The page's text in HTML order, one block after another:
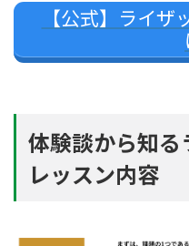
【公式】ライザ
体験談から知る
レッスン内容